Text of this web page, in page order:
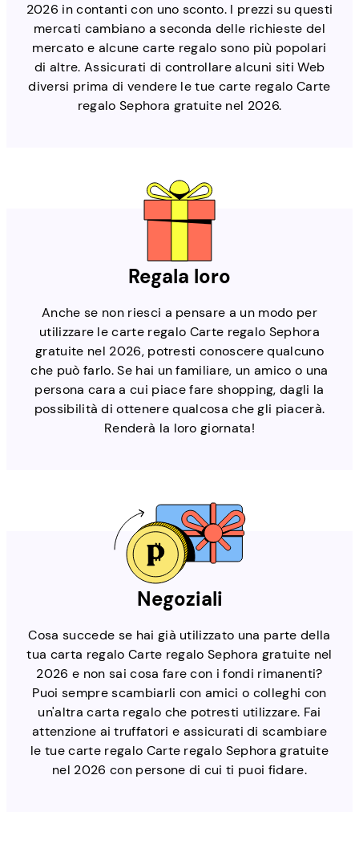
2026 in contanti con uno sconto. I prezzi su questi
mercati cambiano a seconda delle richieste del
mercato e alcune carte regalo sono più popolari
di altre. Assicurati di controllare alcuni siti Web
diversi prima di vendere le tue carte regalo Carte
regalo Sephora gratuite nel 2026.
Regala loro
Anche se non riesci a pensare a un modo per
utilizzare le carte regalo Carte regalo Sephora
gratuite nel 2026, potresti conoscere qualcuno
che può farlo. Se hai un familiare, un amico o una
persona cara a cui piace fare shopping, dagli la
possibilità di ottenere qualcosa che gli piacerà.
Renderà la loro giornata!
Negoziali
Cosa succede se hai già utilizzato una parte della
tua carta regalo Carte regalo Sephora gratuite nel
2026 e non sai cosa fare con i fondi rimanenti?
Puoi sempre scambiarli con amici o colleghi con
un'altra carta regalo che potresti utilizzare. Fai
attenzione ai truffatori e assicurati di scambiare
le tue carte regalo Carte regalo Sephora gratuite
nel 2026 con persone di cui ti puoi fidare.